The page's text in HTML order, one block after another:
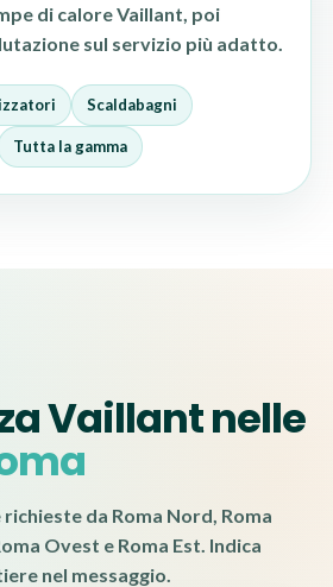
di calore Vaillant, poi
sul servizio più adatto.
Scaldabagni
Tutta la gamma
Vaillant nelle
da Roma Nord, Roma
Ovest e Roma Est. Indica
nel messaggio.